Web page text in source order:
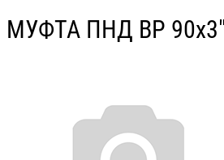
МУФТА ПНД ВР 90х3"